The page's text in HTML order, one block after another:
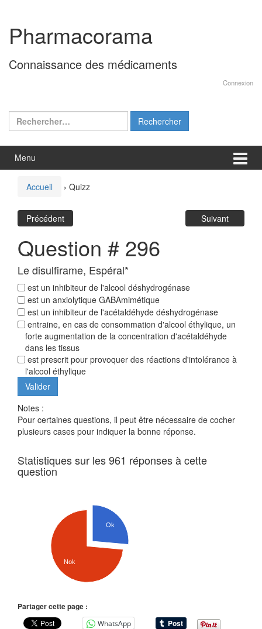
contenu
menu
principal
Pharmacorama
Connaissance des médicaments
Connexion
Rechercher :
Menu
Accueil › Quizz
Précédent Suivant
Question # 296
Le disulfirame, Espéral*
est un inhibiteur de l'alcool déshydrogénase
est un anxiolytique GABAmimétique
est un inhibiteur de l'acétaldéhyde déshydrogénase
entraine, en cas de consommation d'alcool éthylique, un
forte augmentation de la concentration d'acétaldéhyde
dans les tissus
est prescrit pour provoquer des réactions d'intolérance à
l'alcool éthylique
Notes :
Pour certaines questions, il peut être nécessaire de cocher
plusieurs cases pour indiquer la bonne réponse.
Statistiques sur les 961 réponses à cette
question
Ok
Nok
Partager cette page :
WhatsApp